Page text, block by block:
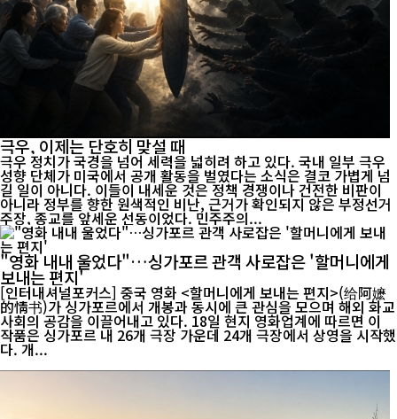
극우, 이제는 단호히 맞설 때
극우 정치가 국경을 넘어 세력을 넓히려 하고 있다. 국내 일부 극우
성향 단체가 미국에서 공개 활동을 벌였다는 소식은 결코 가볍게 넘
길 일이 아니다. 이들이 내세운 것은 정책 경쟁이나 건전한 비판이
아니라 정부를 향한 원색적인 비난, 근거가 확인되지 않은 부정선거
주장, 종교를 앞세운 선동이었다. 민주주의...
"영화 내내 울었다"…싱가포르 관객 사로잡은 '할머니에게
보내는 편지'
[인터내셔널포커스] 중국 영화 <할머니에게 보내는 편지>(给阿嬷
的情书)가 싱가포르에서 개봉과 동시에 큰 관심을 모으며 해외 화교
사회의 공감을 이끌어내고 있다. 18일 현지 영화업계에 따르면 이
작품은 싱가포르 내 26개 극장 가운데 24개 극장에서 상영을 시작했
다. 개...